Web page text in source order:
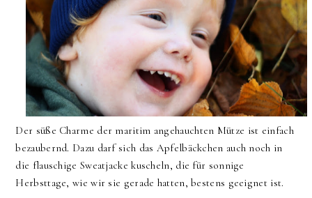
Der süße Charme der maritim angehauchten Mütze ist einfach
bezaubernd. Dazu darf sich das Apfelbäckchen auch noch in
die flauschige Sweatjacke kuscheln, die für sonnige
Herbsttage, wie wir sie gerade hatten, bestens geeignet ist.